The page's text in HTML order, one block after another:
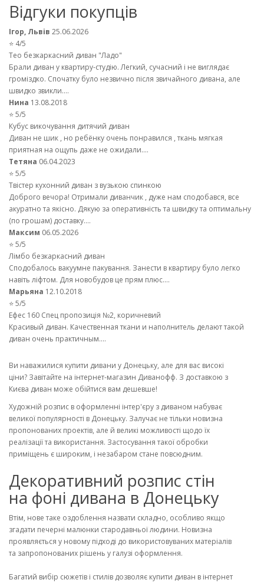
Відгуки покупців
Ігор, Львів 25.06.2026
⭐ 4/5
Тео безкаркасний диван "Ладо"
Брали диван у квартиру-студію. Легкий, сучасний і не виглядає
громіздко. Спочатку було незвично після звичайного дивана, але
швидко звикли....
Нина 13.08.2018
⭐ 5/5
Кубус викочування дитячий диван
Диван не шик , но ребёнку очень понравился , ткань мягкая
приятная на ощупь даже не ожидали....
Тетяна 06.04.2023
⭐ 5/5
Твістер кухонний диван з вузькою спинкою
Доброго вечора! Отримали диванчик , дуже нам сподобався, все
акуратно та якісно. Дякую за оперативність та швидку та оптимальну
(по грошам) доставку....
Максим 06.05.2026
⭐ 5/5
Лімбо безкаркасний диван
Сподобалось вакуумне пакування. Занести в квартиру було легко
навіть ліфтом. Для новобудов це прям плюс....
Марьяна 12.10.2018
⭐ 5/5
Ефес 160 Спец пропозиція №2, коричневий
Красивый диван. Качественная ткани и наполнитель делают такой
диван очень практичным....
Ви наважилися купити дивани у Донецьку, але для вас високі
ціни? Завітайте на інтернет-магазин Диванофф. З доставкою з
Києва диван може обійтися вам дешевше!
Художній розпис в оформленні інтер'єру з диваном набуває
великої популярності в Донецьку. Залучає не тільки новизна
пропонованих проектів, але й великі можливості щодо їх
реалізації та використання. Застосування такої обробки
приміщень є широким, і незабаром стане повсюдним.
Декоративний розпис стін
на фоні дивана в Донецьку
Втім, нове таке оздоблення назвати складно, особливо якщо
згадати печерні малюнки стародавньої людини. Новизна
проявляється у новому підході до використовуваних матеріалів
та запропонованих рішень у галузі оформлення.
Багатий вибір сюжетів і стилів дозволяє купити диван в інтернет